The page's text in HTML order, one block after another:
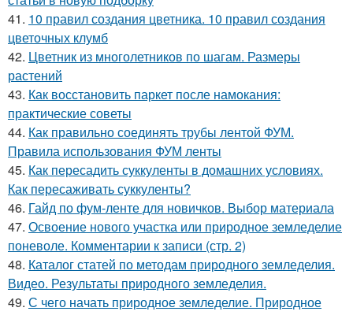
41. 10 правил создания цветника. 10 правил создания
цветочных клумб
42. Цветник из многолетников по шагам. Размеры
растений
43. Как восстановить паркет после намокания:
практические советы
44. Как правильно соединять трубы лентой ФУМ.
Правила использования ФУМ ленты
45. Как пересадить суккуленты в домашних условиях.
Как пересаживать суккуленты?
46. Гайд по фум-ленте для новичков. Выбор материала
47. Освоение нового участка или природное земледелие
поневоле. Комментарии к записи (стр. 2)
48. Каталог статей по методам природного земледелия.
Видео. Результаты природного земледелия.
49. С чего начать природное земледелие. Природное